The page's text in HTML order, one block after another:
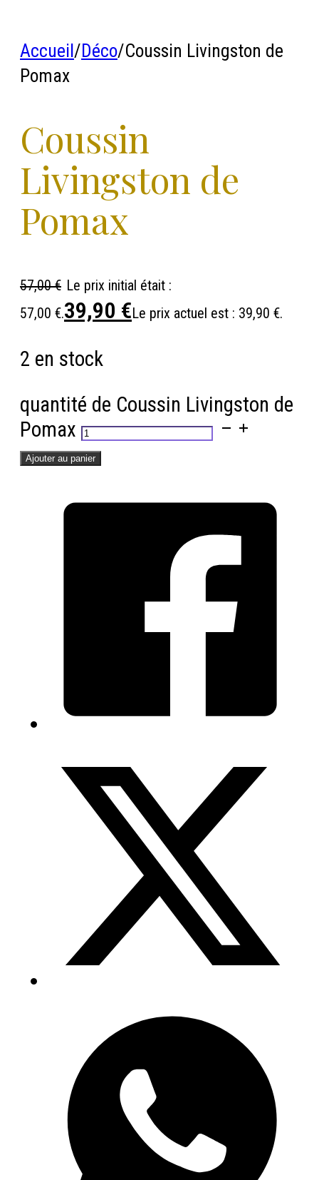
Accueil/Déco/Coussin Livingston de
Pomax
Coussin
Livingston de
Pomax
57,00€ Le prix initial était :
57,00 €.39,90 €Le prix actuel est : 39,90 €.
2 en stock
quantité de Coussin Livingston de
Pomax
Ajouter au panier